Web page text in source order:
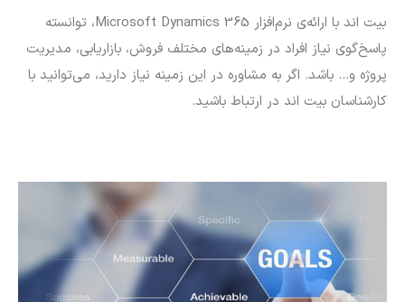
بیت اند با ارائه‌ی نرم‌افزار Microsoft Dynamics 365، توانسته
پاسخ‌گوی نیاز افراد در زمینه‌های مختلف فروش، بازاریابی، مدیریت
پروژه و… باشد. اگر به مشاوره در این زمینه نیاز دارید، می‌توانید با
کارشناسان بیت اند در ارتباط باشید.